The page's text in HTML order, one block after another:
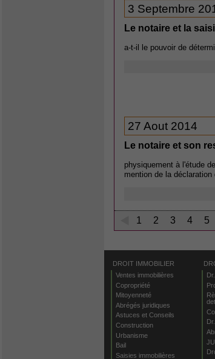
3 Septembre
Le notaire et la
a-t-il le pouvoir de
27 Aout 2014
Le notaire et son
physiquement à l'étude
mention de la
1 2 3 4 5
DROIT IMMOBILIER
Ventes immobilières
Copropriété
Mitoyenneté
Abrégés juridiques
Astuces et Conseils
Construction
Urbanisme
Bail
Saisies immobilières